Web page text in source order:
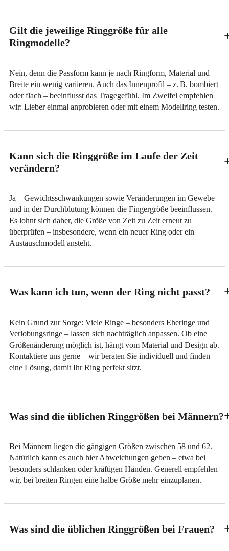
Gilt die jeweilige Ringgröße für alle
Ringmodelle?
Nein, denn die Passform kann je nach Ringform, Material und
Breite ein wenig variieren. Auch das Innenprofil – z. B. bombiert
oder flach – beeinflusst das Tragegefühl. Im Zweifel empfehlen
wir: Lieber einmal anprobieren oder mit einem Modellring testen.
Kann sich die Ringgröße im Laufe der Zeit
verändern?
Ja – Gewichtsschwankungen sowie Veränderungen im Gewebe
und in der Durchblutung können die Fingergröße beeinflussen.
Es lohnt sich daher, die Größe von Zeit zu Zeit erneut zu
überprüfen – insbesondere, wenn ein neuer Ring oder ein
Austauschmodell ansteht.
Was kann ich tun, wenn der Ring nicht passt?
Kein Grund zur Sorge: Viele Ringe – besonders Eheringe und
Verlobungsringe – lassen sich nachträglich anpassen. Ob eine
Größenänderung möglich ist, hängt vom Material und Design ab.
Kontaktiere uns gerne – wir beraten Sie individuell und finden
eine Lösung, damit Ihr Ring perfekt sitzt.
Was sind die üblichen Ringgrößen bei Männern?
Bei Männern liegen die gängigen Größen zwischen 58 und 62.
Natürlich kann es auch hier Abweichungen geben – etwa bei
besonders schlanken oder kräftigen Händen. Generell empfehlen
wir, bei breiten Ringen eine halbe Größe mehr einzuplanen.
Was sind die üblichen Ringgrößen bei Frauen?